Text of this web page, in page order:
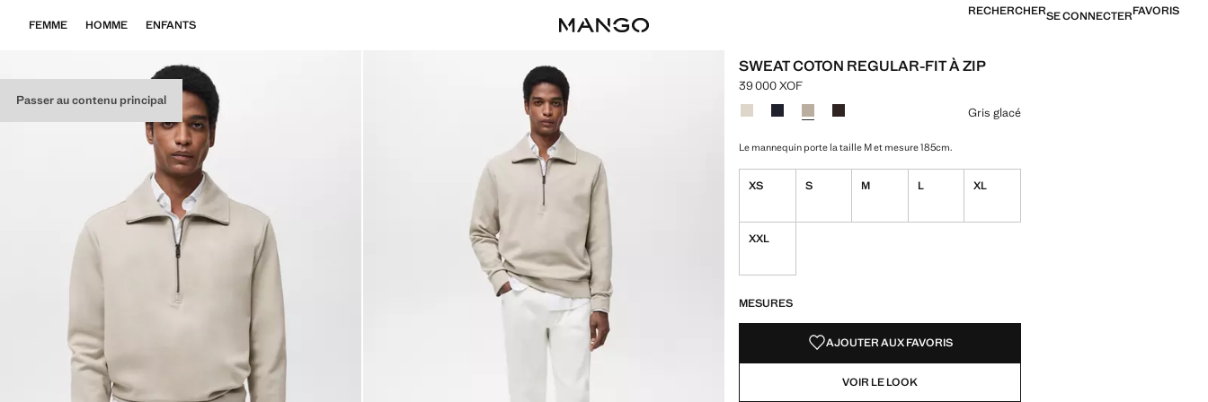
Passer au contenu principal
FEMME HOMME ENFANTS
RECHERCHERSE CONNECTERFAVORIS
SWEAT COTON REGULAR-FIT À ZIP
Prix actuel [39 000 XOF ]
39 000 XOF
Choisissez une couleur
Couleur Blanc cassé
Couleur Bleu nuit
Couleur Gris glacé sélectionnée
Couleur Chocolat
Gris glacé
Le mannequin porte la taille M et mesure 185cm.
XS S M L XL
XXL
MESURES
AJOUTER AUX FAVORIS
VOIR LE LOOK